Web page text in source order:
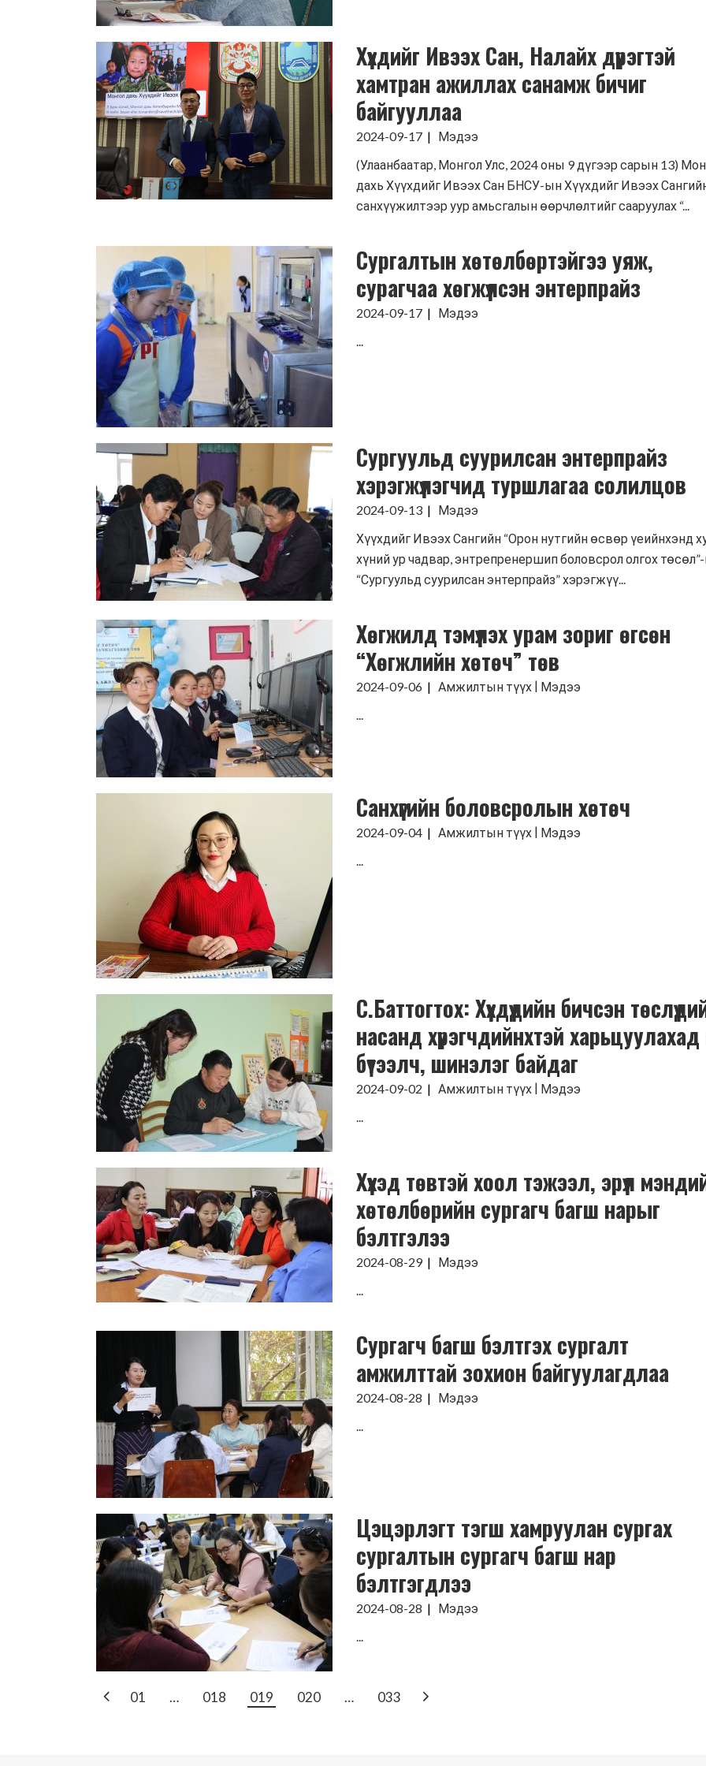
хөтөлбөр
Кампанит ажил
Хүүхдийг Ивээх Сан, Налайх дүүрэгтэй
хамтран ажиллах санамж бичиг
байгууллаа
2024-09-17
Мэдээ
(Улаанбаатар, Монгол Улс, 2024 оны 9 дүгээр сарын 13)
дахь Хүүхдийг Ивээх Сан БНСУ-ын Хүүхдийг Ивээх
санхүүжилтээр уур амьсгалын өөрчлөлтийг сааруулах “...
Сургалтын хөтөлбөртэйгээ уяж,
сурагчаа хөгжүүлсэн энтерпрайз
2024-09-17
Мэдээ
...
Сургуульд суурилсан энтерпрайз
хэрэгжүүлэгчид туршлагаа солилцов
2024-09-13
Мэдээ
Хүүхдийг Ивээх Сангийн “Орон нутгийн өсвөр үеийнхэнд
хүний ур чадвар, энтрепренершип боловсрол олгох
“Сургуульд суурилсан энтерпрайз” хэрэгжүү...
Хөгжилд тэмүүлэх урам зориг өгсөн
“Хөгжлийн хөтөч” төв
2024-09-06 Амжилтын түүх | Мэдээ
...
Санхүүгийн боловсролын хөтөч
2024-09-04 Амжилтын түүх | Мэдээ
...
С.Баттогтох: Хүүхдүүдийн бичсэн
насанд хүрэгчдийнхтэй харьцуулахад
бүтээлч, шинэлэг байдаг
2024-09-02 Амжилтын түүх | Мэдээ
...
Хүүхэд төвтэй хоол тэжээл, эрүүл
хөтөлбөрийн сургагч багш нарыг
бэлтгэлээ
2024-08-29
Мэдээ
...
Сургагч багш бэлтгэх сургалт
амжилттай зохион байгуулагдлаа
2024-08-28
Мэдээ
...
Цэцэрлэгт тэгш хамруулан сургах
сургалтын сургагч багш нар
бэлтгэгдлээ
2024-08-28
Мэдээ
...
POSTS
01 … 018 019 020 … 033